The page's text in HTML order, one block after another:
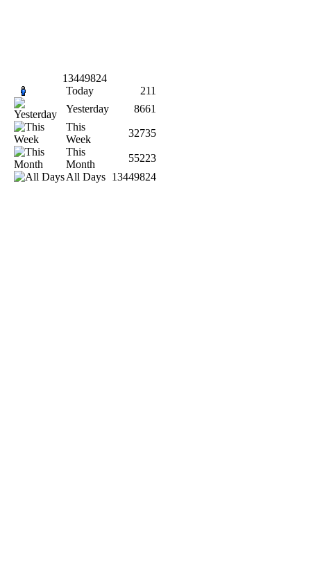
13449824
Today
211
Yesterday
8661
This
Week
32735
This
Month
55223
All Days
13449824